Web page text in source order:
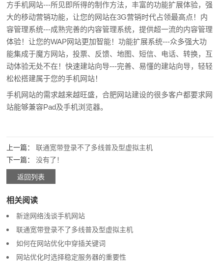
方手机网站---所见即所得的制作方法，丰富的功能扩展体验，强
大的移动营销功能，让您的网站在3G营销时代占领最高点！内
容管理系统---成熟完善的内容管理系统，提供超一流的内容管理
体验！让您的WAP网站更加智能！功能扩展系统---众多强大功
能集成于魔方网站，投票、反馈、地图、短信、电话、转换，互
动体验无处不在！快速建站向导---完善、易懂的建站向导，轻轻
松松搭建属于您的手机网站！
手机网站的需求越来越旺盛，合肥网站建设的很多客户都要求网
站能够兼容Pad及手机浏览器。
上一篇：联通宽带登录不了多线普及型虚拟主机
下一篇：没有了！
返回列表
相关阅读
新途网络浅谈手机网站
联通宽带登录不了多线普及型虚拟主机
如何在网站优化中穿插关键词
网站优化时选择稳定服务器的重要性